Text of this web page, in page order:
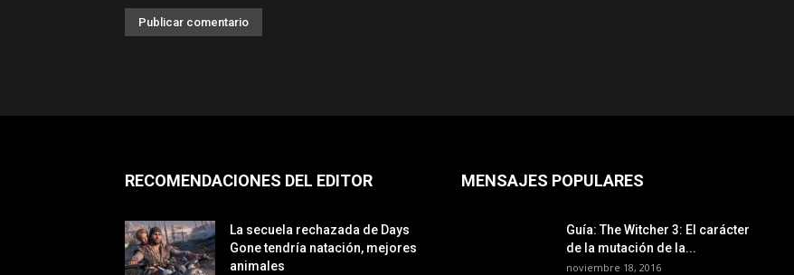
RECOMENDACIONES DEL EDITOR
La secuela rechazada de Days
Gone tendría natación, mejores
animales
MENSAJES POPULARES
Guía: The Witcher 3: El carácter
de la mutación de la...
noviembre 18, 2016